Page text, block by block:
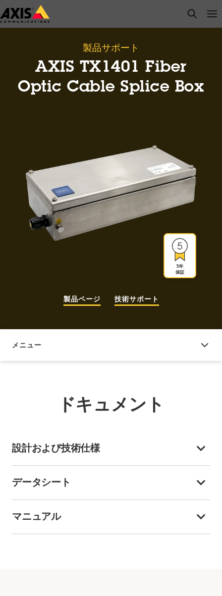
メ
イ
open
製品サポート
AXIS TX1401 Fiber
Optic Cable Splice Box
5年
保証
製品ページ 技術サポート
メニュー
ドキュメント
ドキュメント
設計および技術仕様
データシート
マニュアル